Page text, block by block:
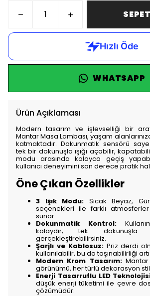
WHATSAPP
Ürün Açıklaması
Modern tasarım ve işlevselliği bir
Mantar Masa Lambası, yaşam
katmaktadır. Dokunmatik sensörü
tek bir dokunuşla ışığı açabilir,
modu arasında kolayca geçiş
kullanıcı deneyimini son derece pratik
Öne Çıkan Özellikler
3 Işık Modu: Sıcak Beyaz,
seçenekleri ile farklı
sunar.
Dokunmatik Kontrol:
kolaydır; tek dokunuşla
gerçekleştirebilirsiniz.
Şarjlı ve Kablosuz:Priz derdi
kullanılabilir, bu da taşınabilirliği
Modern Krom Tasarım:Mantar
görünümü, her türlü dekorasyon
Enerji Tasarruflu LED
düşük enerji tüketimi ile çevre
çözümüdür.